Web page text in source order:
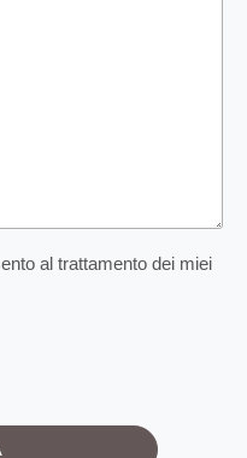
al trattamento dei miei